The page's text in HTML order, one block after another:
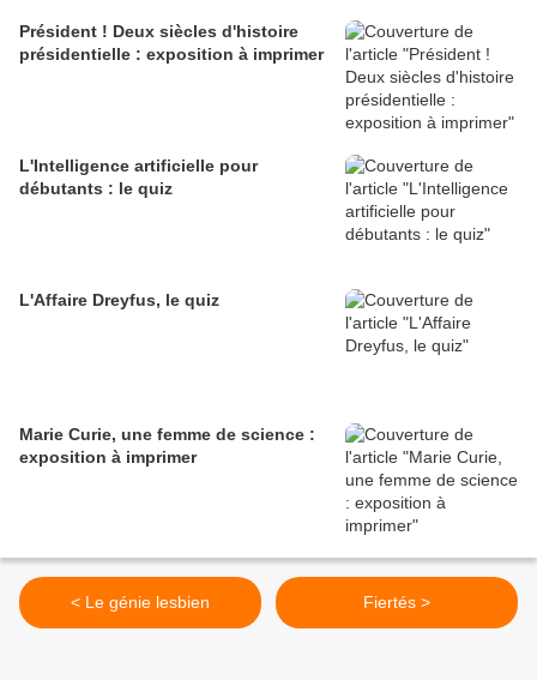
Président ! Deux siècles d'histoire
présidentielle : exposition à imprimer
L'Intelligence artificielle pour
débutants : le quiz
L'Affaire Dreyfus, le quiz
Marie Curie, une femme de science :
exposition à imprimer
< Le génie lesbien Fiertés >